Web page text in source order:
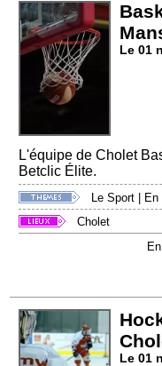
Le 01
L'équipe de Cholet
Betclic Élite.
Le Sport | En
Cholet
Le 01